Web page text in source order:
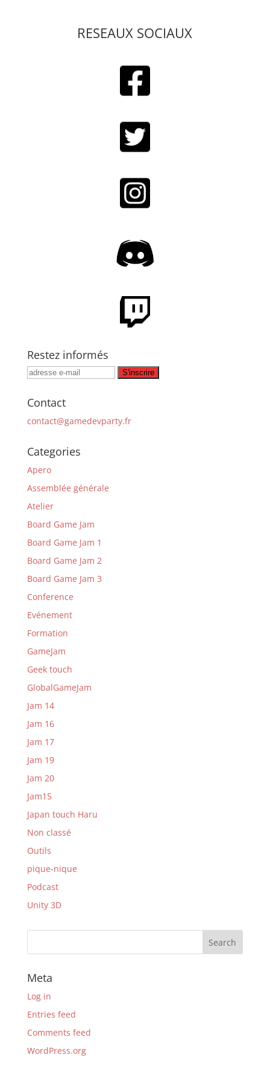
RESEAUX SOCIAUX
Restez informés
Contact
contact@gamedevparty.fr
Categories
Apero
Assemblée générale
Atelier
Board Game Jam
Board Game Jam 1
Board Game Jam 2
Board Game Jam 3
Conference
Evénement
Formation
GameJam
Geek touch
GlobalGameJam
Jam 14
Jam 16
Jam 17
Jam 19
Jam 20
Jam15
Japan touch Haru
Non classé
Outils
pique-nique
Podcast
Unity 3D
Meta
Log in
Entries feed
Comments feed
WordPress.org